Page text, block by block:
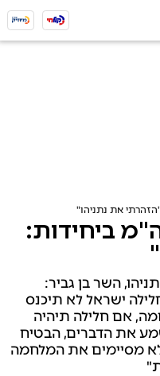
את נתניהו"
ביחידות:
השר בן גביר:
ישראל לא תיכנס
אם חלילה תיהיה
את הדברים, הבטיח
מסיימים את המלחמה